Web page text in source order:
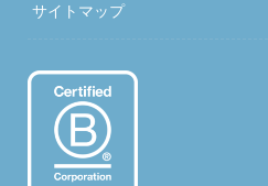
サイトマップ